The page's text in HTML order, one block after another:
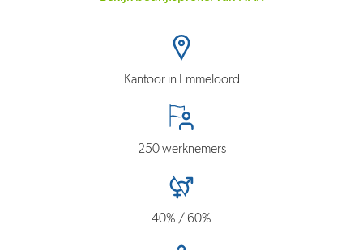
Kantoor in Emmeloord
250 werknemers
40% / 60%